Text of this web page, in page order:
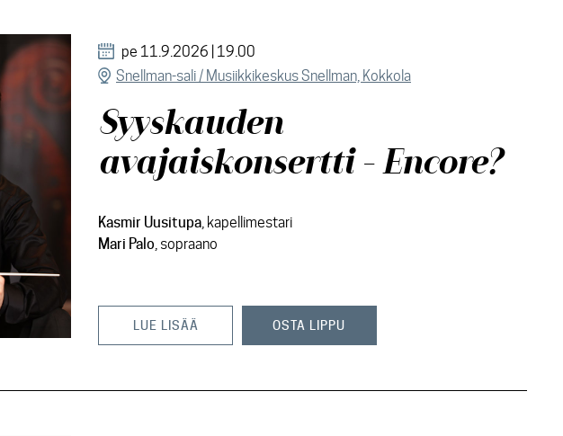
pe 11.9.2026 | 19.00
Snellman-sali / Musiikkikeskus Snellman, Kokkola
Syyskauden
avajaiskonsertti - Encore?
Kasmir Uusitupa, kapellimestari
Mari Palo, sopraano
LUE LISÄÄ OSTA LIPPU